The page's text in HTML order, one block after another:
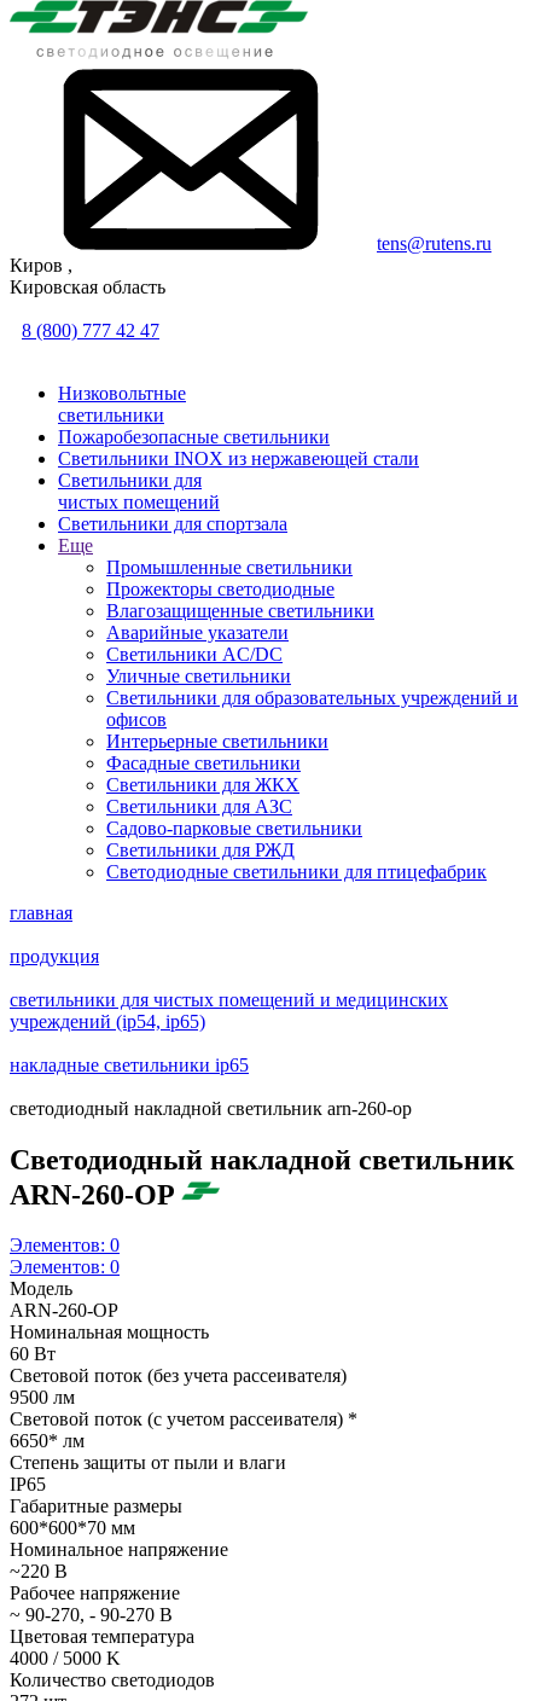
tens@rutens.ru
Киров ,
Кировская область
8 (800) 777 42 47
Низковольтные
светильники
Пожаробезопасные светильники
Светильники INOX из нержавеющей стали
Светильники для
чистых помещений
Светильники для спортзала
Еще
Промышленные светильники
Прожекторы светодиодные
Влагозащищенные светильники
Аварийные указатели
Светильники AC/DC
Уличные светильники
Светильники для образовательных учреждений и
офисов
Интерьерные светильники
Фасадные светильники
Светильники для ЖКХ
Светильники для АЗС
Садово-парковые светильники
Светильники для РЖД
Светодиодные светильники для птицефабрик
главная
продукция
светильники для чистых помещений и медицинских
учреждений (ip54, ip65)
накладные светильники ip65
светодиодный накладной светильник arn-260-op
Светодиодный накладной светильник
ARN-260-OP
Элементов: 0
Элементов: 0
Модель
ARN-260-OP
Номинальная мощность
60 Вт
Световой поток (без учета рассеивателя)
9500 лм
Световой поток (с учетом рассеивателя) *
6650* лм
Степень защиты от пыли и влаги
IP65
Габаритные размеры
600*600*70 мм
Номинальное напряжение
~220 В
Рабочее напряжение
~ 90-270, - 90-270 В
Цветовая температура
4000 / 5000 K
Количество светодиодов